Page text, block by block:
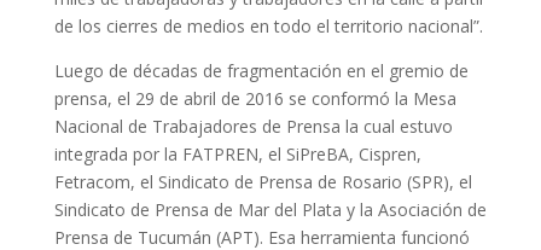
de los cierres de medios en todo el territorio nacional”.
Luego de décadas de fragmentación en el gremio de
prensa, el 29 de abril de 2016 se conformó la Mesa
Nacional de Trabajadores de Prensa la cual estuvo
integrada por la FATPREN, el SiPreBA, Cispren,
Fetracom, el Sindicato de Prensa de Rosario (SPR), el
Sindicato de Prensa de Mar del Plata y la Asociación de
Prensa de Tucumán (APT). Esa herramienta funcionó